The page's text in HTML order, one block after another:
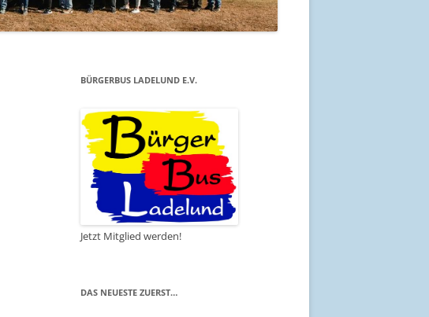
BÜRGERBUS LADELUND E.V.
Jetzt Mitglied werden!
DAS NEUESTE ZUERST…